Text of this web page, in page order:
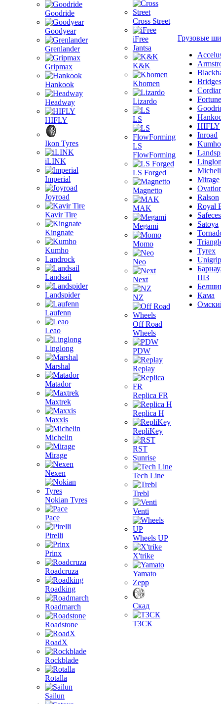
Goodride
Goodyear
Grenlander
Gripmax
Hankook
Headway
HIFLY
Ikon Tyres
iLINK
Imperial
Joyroad
Kavir Tire
Kingnate
Kumho
Landrock
Landsail
Landspider
Laufenn
Leao
Linglong
Marshal
Matador
Maxtrek
Maxxis
Michelin
Mirage
Nexen
Nokian Tyres
Pace
Pirelli
Prinx
Roadcruza
Roadking
Roadmarch
Roadstone
RoadX
Rockblade
Rotalla
Sailun
Cross Street
iFree
Jantsa
K&K
Khomen
Lizardo
LS
LS
FlowForming
LS Forged
Magnetto
MAK
Megami
Momo
Neo
Next
NZ
Off Road
Wheels
PDW
Replay
Replica FR
Replica H
RepliKey
RST
Sunrise
Tech Line
Trebl
Venti
Wheels UP
X'trike
Yamato
Zepp
Скад
ТЗСК
Грузовые
Fortune
HIFLY
Inroad
Kumho
Mirage
Ralson
Royal
Satoya
Tyrex
Unigrip
ШЗ
Кама